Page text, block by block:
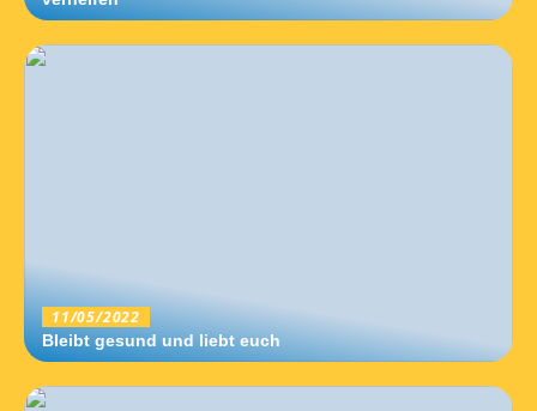
11/05/2022
Bleibt gesund und liebt euch